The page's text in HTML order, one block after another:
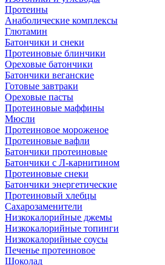
Протеины
Анаболические комплексы
Глютамин
Батончики и снеки
Протеиновые блинчики
Ореховые батончики
Батончики веганские
Готовые завтраки
Ореховые пасты
Протеиновые маффины
Мюсли
Протеиновое мороженое
Протеиновые вафли
Батончики протеиновые
Батончики с Л-карнитином
Протеиновые снеки
Батончики энергетические
Протеиновый хлебцы
Сахарозаменители
Низкокалорийные джемы
Низкокалорийные топинги
Низкокалорийные соусы
Печенье протеиновое
Шоколад